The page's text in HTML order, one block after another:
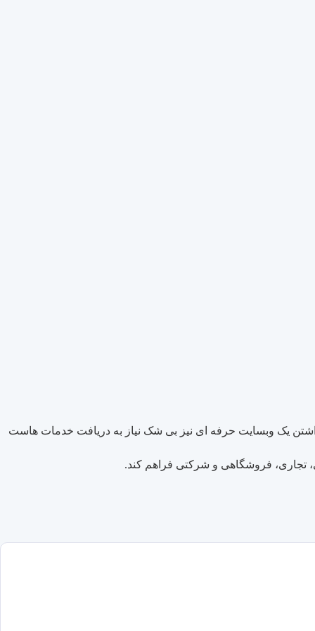
یک وبسایت حرفه ای نیز بی شک نیاز به دریافت خدمات هاست
تجاری، فروشگاهی و شرکتی فراهم کند.